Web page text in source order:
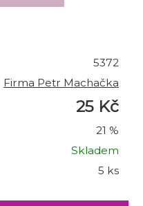
5372
Firma Petr Machačka
25 Kč
21 %
Skladem
5 ks